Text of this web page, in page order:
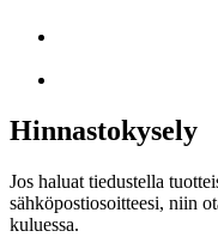
Hinnastokysely
Jos haluat tiedustella
sähköpostiosoitteesi, niin
kuluessa.